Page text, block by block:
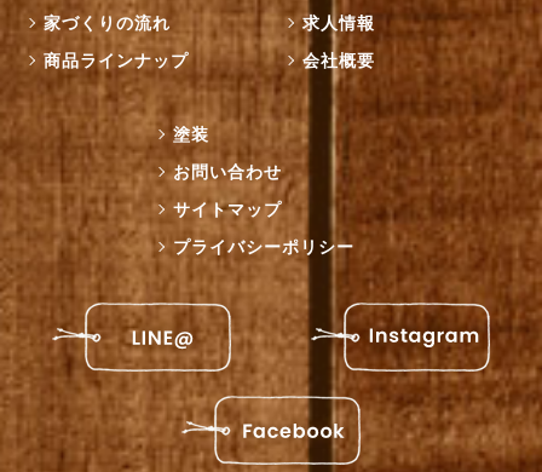
家づくりの流れ
商品ラインナップ
求人情報
会社概要
塗装
お問い合わせ
サイトマップ
プライバシーポリシー